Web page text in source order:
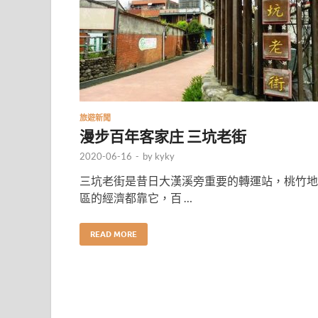
旅遊新聞
漫步百年客家庄 三坑老街
2020-06-16 - by kyky
三坑老街是昔日大漢溪旁重要的轉運站，桃竹地
區的經濟都靠它，百 …
READ MORE